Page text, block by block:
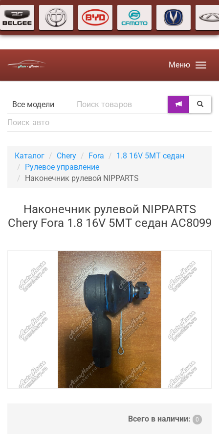
Меню
Каталог Chery Fora
1.8 16V 5MT седан
Рулевое управление
Наконечник рулевой NIPPARTS
Наконечник рулевой NIPPARTS
Chery Fora 1.8 16V 5MT седан AC8099
Всего в наличии: 0